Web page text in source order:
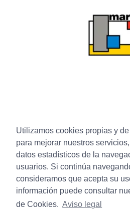
Utilizamos cookies propias y
para mejorar nuestros
datos estadísticos de la
usuarios. Si continúa
consideramos que acepta su
información puede consultar
de Cookies. Aviso legal